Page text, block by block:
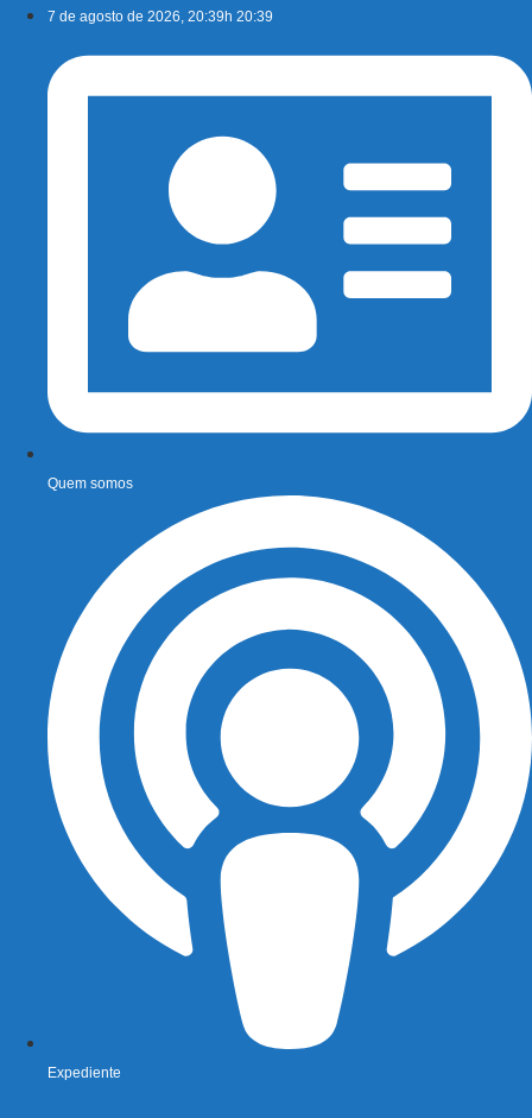
conteúdo
7 de agosto de 2026, 20:39h 20:39
Quem somos
Expediente